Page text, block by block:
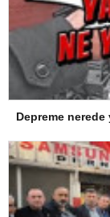
Depreme nerede